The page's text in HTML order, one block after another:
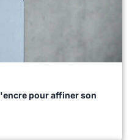
pour affiner son